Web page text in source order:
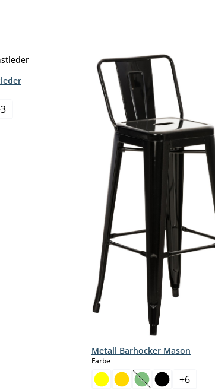
3
nicht verfügbar.)
zurzeit nicht verfügbar.)
Metall Barhocker Mason
Farbeauswählen
(Diese Option ist
+6